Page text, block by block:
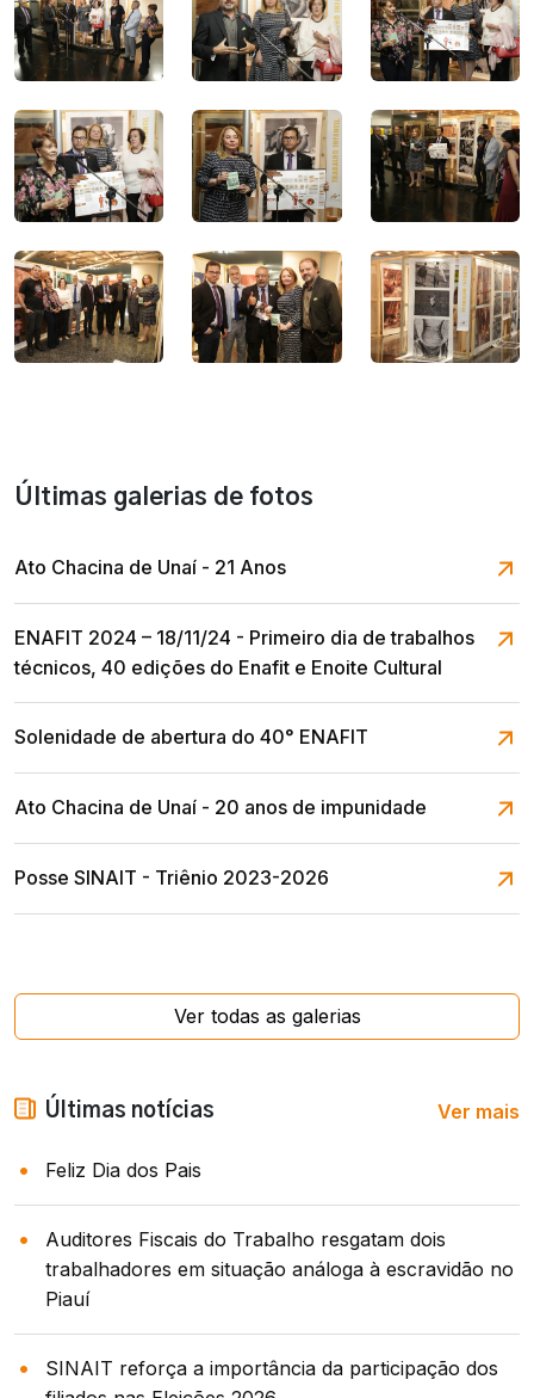
Últimas galerias de fotos
Ato Chacina de Unaí - 21 Anos
ENAFIT 2024 – 18/11/24 - Primeiro dia de trabalhos
técnicos, 40 edições do Enafit e Enoite Cultural
Solenidade de abertura do 40° ENAFIT
Ato Chacina de Unaí - 20 anos de impunidade
Posse SINAIT - Triênio 2023-2026
Ver todas as galerias
Últimas notícias Ver mais
Feliz Dia dos Pais
Auditores Fiscais do Trabalho resgatam dois
trabalhadores em situação análoga à escravidão no
Piauí
SINAIT reforça a importância da participação dos